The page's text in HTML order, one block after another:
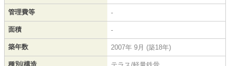
管理費等 -
面積 -
築年数 2007年 9月 (築18年)
種別/構造